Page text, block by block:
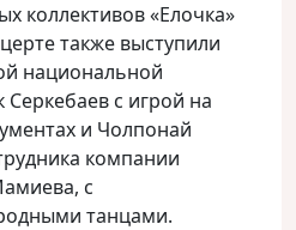
коллективов «Елочка»
также выступили
национальной
с игрой на
и Чолпонай
компании
с
танцами.